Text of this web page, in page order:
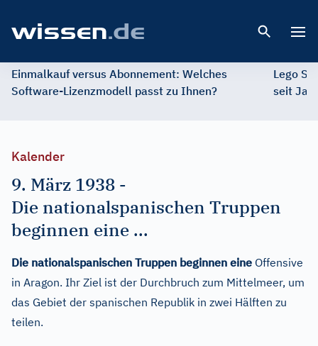
Einmalkauf versus Abonnement: Welches
Software-Lizenzmodell passt zu Ihnen?
Lego
seit
Kalender
9. März 1938 -
Die nationalspanischen Truppen
beginnen eine ...
Die nationalspanischen Truppen beginnen eine Offensive
in Aragon. Ihr Ziel ist der Durchbruch zum Mittelmeer, um
das Gebiet der spanischen Republik in zwei Hälften zu
teilen.